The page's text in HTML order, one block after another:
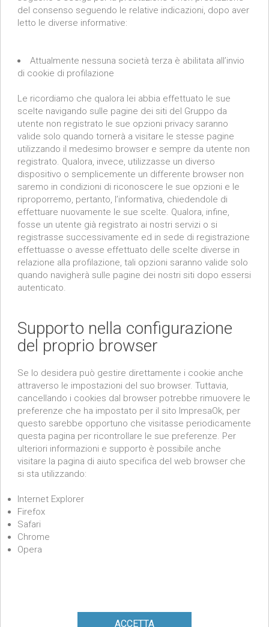
del consenso seguendo le relative indicazioni, dopo aver
letto le diverse informative:
Attualmente nessuna società terza è abilitata all’invio
di cookie di profilazione
Le ricordiamo che qualora lei abbia effettuato le sue
scelte navigando sulle pagine dei siti del Gruppo da
utente non registrato le sue opzioni privacy saranno
valide solo quando tornerà a visitare le stesse pagine
utilizzando il medesimo browser e sempre da utente non
registrato. Qualora, invece, utilizzasse un diverso
dispositivo o semplicemente un differente browser non
saremo in condizioni di riconoscere le sue opzioni e le
riproporremo, pertanto, l’informativa, chiedendole di
effettuare nuovamente le sue scelte. Qualora, infine,
fosse un utente già registrato ai nostri servizi o si
registrasse successivamente ed in sede di registrazione
effettuasse o avesse effettuato delle scelte diverse in
relazione alla profilazione, tali opzioni saranno valide solo
quando navigherà sulle pagine dei nostri siti dopo essersi
autenticato.
Supporto nella configurazione
del proprio browser
Se lo desidera può gestire direttamente i cookie anche
attraverso le impostazioni del suo browser. Tuttavia,
cancellando i cookies dal browser potrebbe rimuovere le
preferenze che ha impostato per il sito ImpresaOk, per
questo sarebbe opportuno che visitasse periodicamente
questa pagina per ricontrollare le sue preferenze. Per
ulteriori informazioni e supporto è possibile anche
visitare la pagina di aiuto specifica del web browser che
si sta utilizzando:
Internet Explorer
Firefox
Safari
Chrome
Opera
ACCETTA